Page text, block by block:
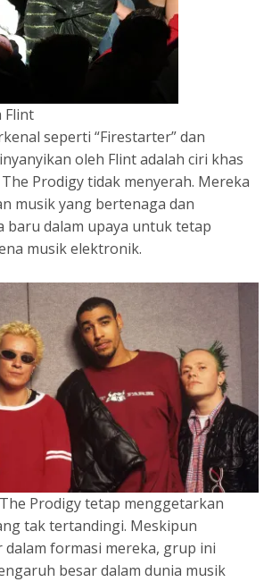
Flint
seperti “Firestarter” dan
oleh Flint adalah ciri khas
Prodigy tidak menyerah. Mereka
musik yang bertenaga dan
baru dalam upaya untuk tetap
musik elektronik.
Prodigy tetap menggetarkan
tak tertandingi. Meskipun
dalam formasi mereka, grup ini
besar dalam dunia musik